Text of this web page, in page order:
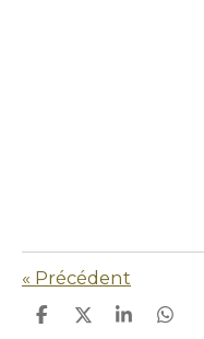
« Précédent
P
P
P
P